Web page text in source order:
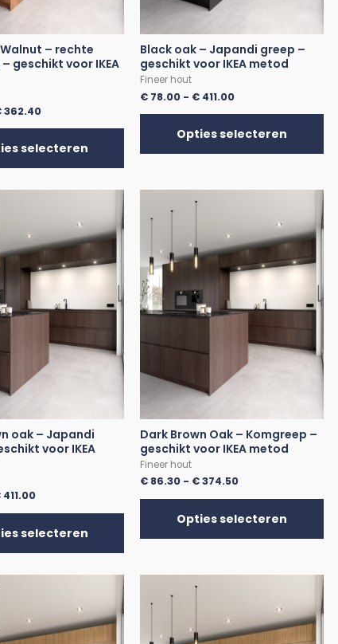
– rechte
geschikt voor IKEA
362.40
selecteren
Black oak – Japandi greep –
geschikt voor IKEA metod
Fineer hout
€ 78.00 - € 411.00
Opties selecteren
oak – Japandi
voor IKEA
411.00
selecteren
Dark Brown Oak – Komgreep –
geschikt voor IKEA metod
Fineer hout
€ 86.30 - €374.50
Opties selecteren